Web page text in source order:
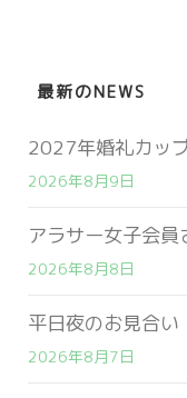
最新のNEWS
2027年婚礼カッ
2026年8月9日
アラサー女子会
2026年8月8日
平日夜のお見合い
2026年8月7日